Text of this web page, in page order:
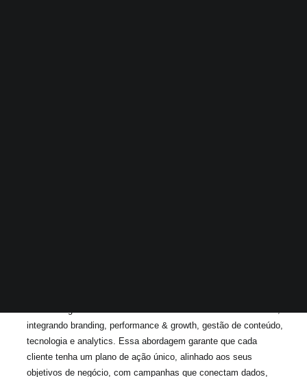
integrando branding, performance & growth, gestão de conteúdo,
tecnologia e analytics. Essa abordagem garante que cada
cliente tenha um plano de ação único, alinhado aos seus
objetivos de negócio, com campanhas que conectam dados,